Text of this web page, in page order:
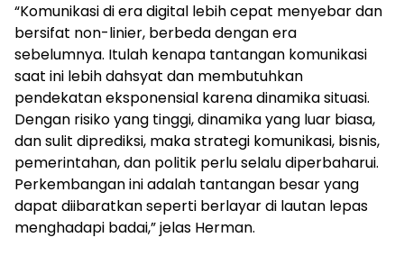
“Komunikasi di era digital lebih cepat menyebar dan
bersifat non-linier, berbeda dengan era
sebelumnya. Itulah kenapa tantangan komunikasi
saat ini lebih dahsyat dan membutuhkan
pendekatan eksponensial karena dinamika situasi.
Dengan risiko yang tinggi, dinamika yang luar biasa,
dan sulit diprediksi, maka strategi komunikasi, bisnis,
pemerintahan, dan politik perlu selalu diperbaharui.
Perkembangan ini adalah tantangan besar yang
dapat diibaratkan seperti berlayar di lautan lepas
menghadapi badai,” jelas Herman.